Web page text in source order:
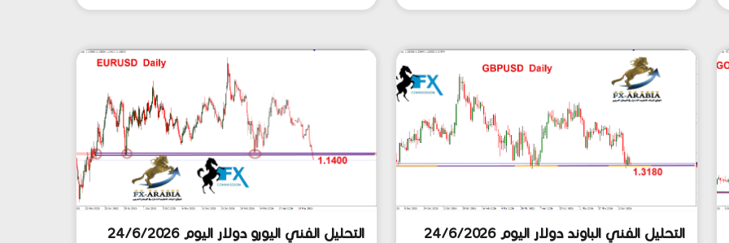
التحليل الفني الباوند دولار اليوم 24/6/2026 التحليل الفني اليورو دولار اليوم 24/6/2026